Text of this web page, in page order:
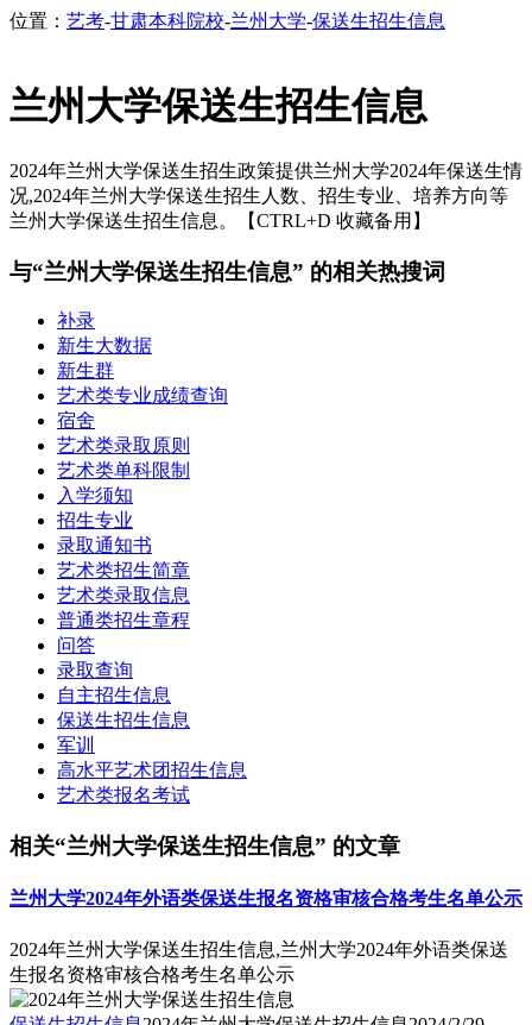
位置： 艺考-甘肃本科院校-兰州大学-保送生招生信息
兰州大学保送生招生信息
2024年兰州大学保送生招生政策提供兰州大学2024年保送生情
况,2024年兰州大学保送生招生人数、招生专业、培养方向等
兰州大学保送生招生信息。【CTRL+D 收藏备用】
与“兰州大学保送生招生信息” 的相关热搜词
补录
新生大数据
新生群
艺术类专业成绩查询
宿舍
艺术类录取原则
艺术类单科限制
入学须知
招生专业
录取通知书
艺术类招生简章
艺术类录取信息
普通类招生章程
问答
录取查询
自主招生信息
保送生招生信息
军训
高水平艺术团招生信息
艺术类报名考试
相关“兰州大学保送生招生信息” 的文章
兰州大学2024年外语类保送生报名资格审核合格考生名单公示
2024年兰州大学保送生招生信息,兰州大学2024年外语类保送
生报名资格审核合格考生名单公示